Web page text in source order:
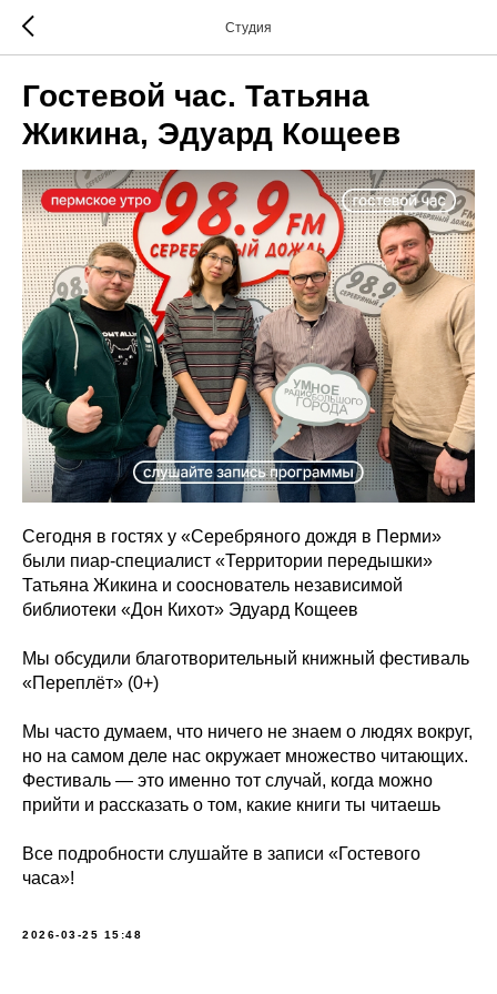
Студия
Гостевой час. Татьяна
Жикина, Эдуард Кощеев
Сегодня в гостях у «Серебряного дождя в Перми»
были пиар-специалист «Территории передышки»
Татьяна Жикина и сооснователь независимой
библиотеки «Дон Кихот» Эдуард Кощеев
Мы обсудили благотворительный книжный фестиваль
«Переплёт» (0+)
Мы часто думаем, что ничего не знаем о людях вокруг,
но на самом деле нас окружает множество читающих.
Фестиваль — это именно тот случай, когда можно
прийти и рассказать о том, какие книги ты читаешь
Все подробности слушайте в записи «Гостевого
часа»!
2026-03-25 15:48